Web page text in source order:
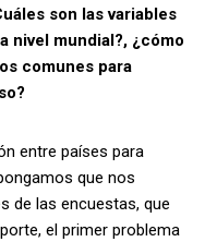
son las variables
nivel mundial?, ¿cómo
comunes para
entre países para
que nos
de las encuestas, que
el primer problema